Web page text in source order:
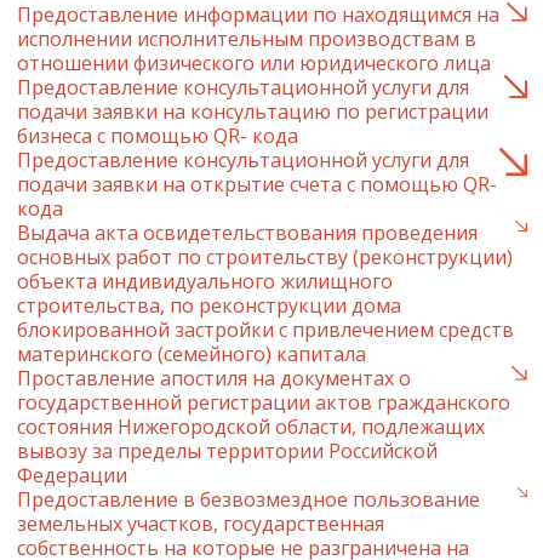
Предоставление информации по находящимся на
исполнении исполнительным производствам в
отношении физического или юридического лица
Предоставление консультационной услуги для
подачи заявки на консультацию по регистрации
бизнеса с помощью QR- кода
Предоставление консультационной услуги для
подачи заявки на открытие счета с помощью QR-
кода
Выдача акта освидетельствования проведения
основных работ по строительству (реконструкции)
объекта индивидуального жилищного
строительства, по реконструкции дома
блокированной застройки с привлечением средств
материнского (семейного) капитала
Проставление апостиля на документах о
государственной регистрации актов гражданского
состояния Нижегородской области, подлежащих
вывозу за пределы территории Российской
Федерации
Предоставление в безвозмездное пользование
земельных участков, государственная
собственность на которые не разграничена на